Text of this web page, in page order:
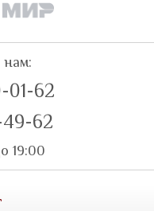
нам:
01-62
62
19:00